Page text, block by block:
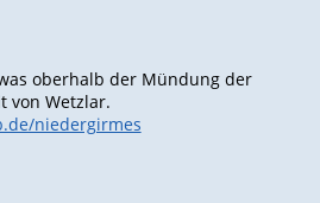
oberhalb der Mündung der
von Wetzlar.
niedergirmes